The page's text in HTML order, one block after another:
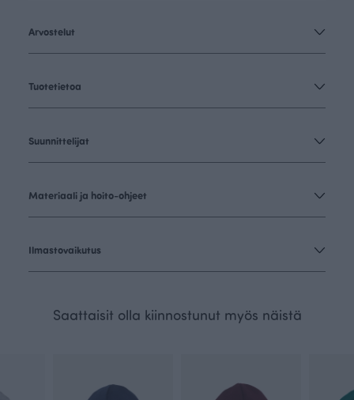
Arvostelut
Tuotetietoa
Suunnittelijat
Materiaali ja hoito-ohjeet
Ilmastovaikutus
Saattaisit olla kiinnostunut myös näistä